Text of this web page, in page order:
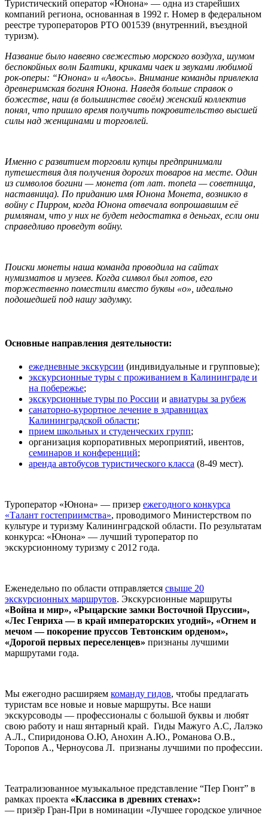
Туристический оператор «Юнона» — одна из старейших
компаний региона, основанная в 1992 г. Номер в федеральном
реестре туроператоров РТО 001539 (внутренний, въездной
туризм).
Название было навеяно свежестью морского воздуха, шумом
беспокойных волн Балтики, криками чаек и звуками любимой
рок-оперы: “Юнона» и «Авось». Внимание команды привлекла
древнеримская богиня Юнона. Наведя больше справок о
божестве, наш (в большинстве своём) женский коллектив
понял, что пришло время получить покровительство высшей
силы над женщинами и торговлей.
Именно с развитием торговли купцы предпринимали
путешествия для получения дорогих товаров на месте. Один
из символов богини — монета (от лат. moneta — советница,
наставница). По приданию имя Юнона Монета, возникло в
войну с Пирром, когда Юнона отвечала вопрошавшим её
римлянам, что у них не будет недостатка в деньгах, если они
справедливо проведут войну.
Поиски монеты наша команда проводила на сайтах
нумизматов и музеев. Когда символ был готов, его
торжественно поместили вместо буквы «о», идеально
подошедшей под нашу задумку.
Основные направления деятельности:
ежедневные экскурсии (индивидуальные и групповые);
экскурсионные туры с проживанием в Калининграде и
на побережье;
экскурсионные туры по России и авиатуры за рубеж
санаторно-курортное лечение в здравницах
Калининградской области;
прием школьных и студенческих групп;
организация корпоративных мероприятий, ивентов,
семинаров и конференций;
аренда автобусов туристического класса (8-49 мест).
Туроператор «Юнона» — призер ежегодного конкурса
«Талант гостеприимства», проводимого Министерством по
культуре и туризму Калининградской области. По результатам
конкурса: «Юнона» — лучший туроператор по
экскурсионному туризму с 2012 года.
Еженедельно по области отправляется свыше 20
экскурсионных маршрутов. Экскурсионные маршруты
«Война и мир», «Рыцарские замки Восточной Пруссии»,
«Лес Генриха — в край императорских угодий», «Огнем и
мечом — покорение пруссов Тевтонским орденом»,
«Дорогой первых переселенцев» признаны лучшими
маршрутами года.
Мы ежегодно расширяем команду гидов, чтобы предлагать
туристам все новые и новые маршруты. Все наши
экскурсоводы — профессионалы с большой буквы и любят
свою работу и наш янтарный край. Гиды Мажуго А.С, Лалэко
А.Л., Спиридонова О.Ю, Анохин А.Ю., Романова О.В.,
Торопов А., Черноусова Л. признаны лучшими по профессии.
Театрализованное музыкальное представление “Пер Гюнт” в
рамках проекта «Классика в древних стенах»:
— призёр Гран-При в номинации «Лучшее городское уличное